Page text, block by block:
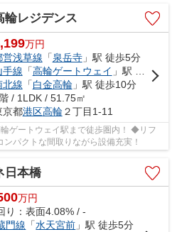
輪レジデンス
万円
営浅草線 「泉岳寺」駅 徒歩5分
手線 「高輪ゲートウェイ 」駅 徒歩9分
北線 「白金高輪 」駅 徒歩10分
/ 1LDK / 51.75㎡
京都港区高輪 ２丁目1-11
ゲートウェイ駅まで徒歩圏内！ ◆リフ
パクトな間取りながら設備充実！
日本橋
万円
り：表面4.08% / -
門線 「水天宮前 」駅 徒歩5分